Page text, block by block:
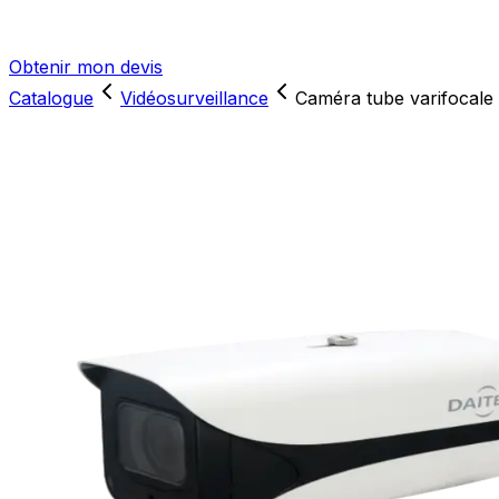
Obtenir mon devis
Catalogue
Vidéosurveillance Caméra tube varifocale